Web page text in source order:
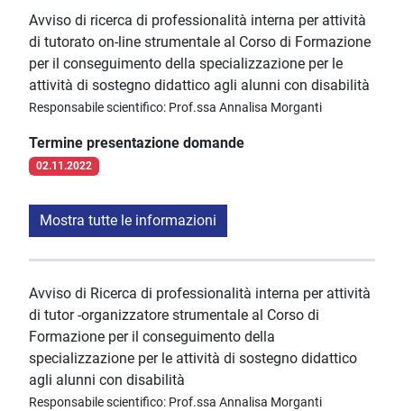
Avviso di ricerca di professionalità interna per attività
di tutorato on-line strumentale al Corso di Formazione
per il conseguimento della specializzazione per le
attività di sostegno didattico agli alunni con disabilità
Responsabile scientifico: Prof.ssa Annalisa Morganti
Termine presentazione domande
02.11.2022
Mostra tutte le informazioni
Avviso di Ricerca di professionalità interna per attività
di tutor -organizzatore strumentale al Corso di
Formazione per il conseguimento della
specializzazione per le attività di sostegno didattico
agli alunni con disabilità
Responsabile scientifico: Prof.ssa Annalisa Morganti